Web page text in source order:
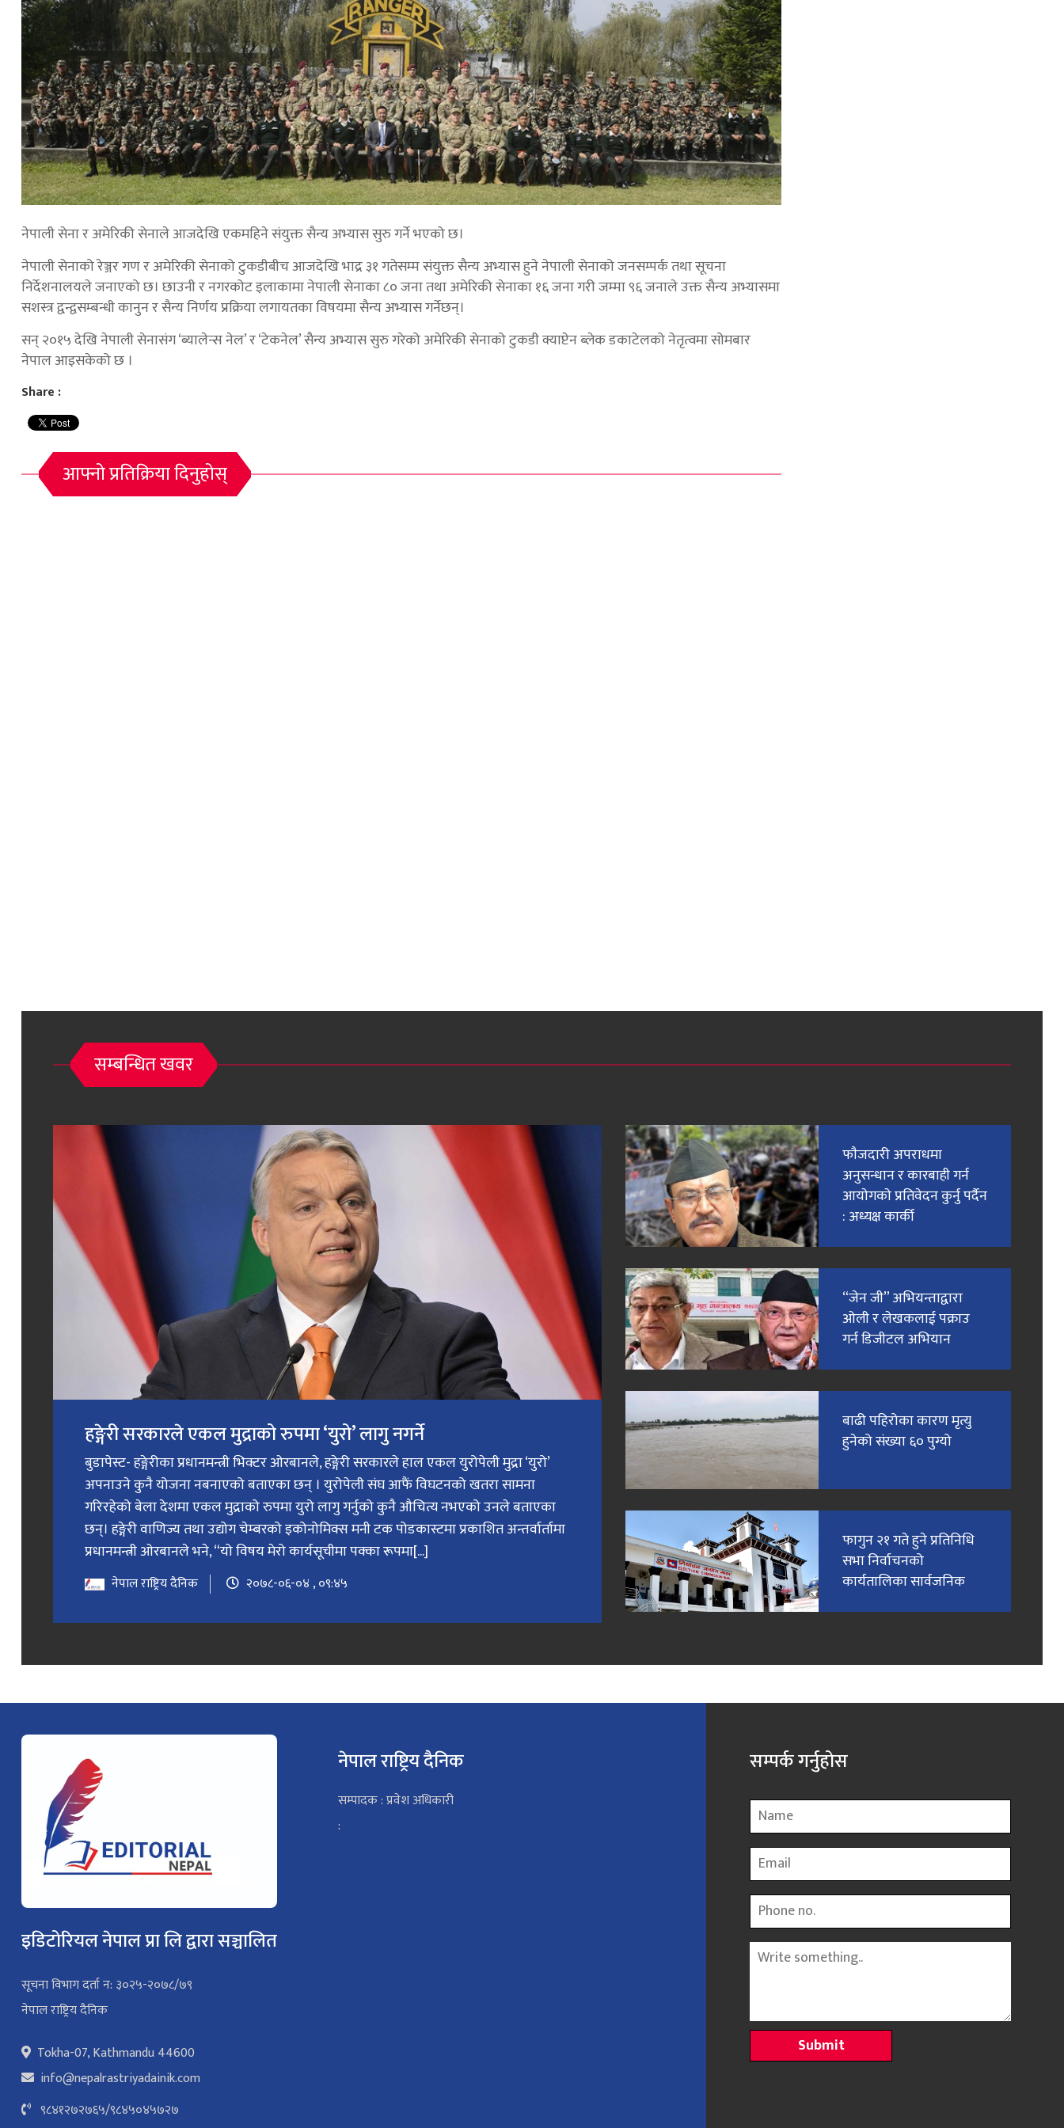
नेपाली सेना र अमेरिकी सेनाले आजदेखि एकमहिने संयुक्त सैन्य अभ्यास सुरु गर्ने भएको छ।
नेपाली सेनाको रेञ्जर गण र अमेरिकी सेनाको टुकडीबीच आजदेखि भाद्र ३१ गतेसम्म संयुक्त सैन्य अभ्यास हुने नेपाली सेनाको जनसम्पर्क तथा सूचना
निर्देशनालयले जनाएको छ। छाउनी र नगरकोट इलाकामा नेपाली सेनाका ८० जना तथा अमेरिकी सेनाका १६ जना गरी जम्मा ९६ जनाले उक्त सैन्य अभ्यासमा
सशस्त्र द्वन्द्वसम्बन्धी कानुन र सैन्य निर्णय प्रक्रिया लगायतका विषयमा सैन्य अभ्यास गर्नेछन्।
सन् २०१५ देखि नेपाली सेनासंग ‘ब्यालेन्स नेल’ र ‘टेकनेल’ सैन्य अभ्यास सुरु गरेको अमेरिकी सेनाको टुकडी क्याप्टेन ब्लेक डकाटेलको नेतृत्वमा सोमबार
नेपाल आइसकेको छ ।
Share :
आफ्नो प्रतिक्रिया दिनुहोस्
सम्बन्धित खवर
हङ्गेरी सरकारले एकल मुद्राको रुपमा ‘युरो’ लागु नगर्ने
बुडापेस्ट- हङ्गेरीका प्रधानमन्त्री भिक्टर ओरबानले, हङ्गेरी सरकारले हाल एकल युरोपेली मुद्रा ‘युरो’
अपनाउने कुनै योजना नबनाएको बताएका छन् । युरोपेली संघ आफैं विघटनको खतरा सामना
गरिरहेको बेला देशमा एकल मुद्राको रुपमा युरो लागु गर्नुको कुनै औचित्य नभएको उनले बताएका
छन्। हङ्गेरी वाणिज्य तथा उद्योग चेम्बरको इकोनोमिक्स मनी टक पोडकास्टमा प्रकाशित अन्तर्वार्तामा
प्रधानमन्त्री ओरबानले भने, “यो विषय मेरो कार्यसूचीमा पक्का रूपमा[...]
नेपाल राष्ट्रिय दैनिक २०७८-०६-०४ , ०९:४५
फाैजदारी अपराधमा
अनुसन्धान र कारबाही गर्न
आयाेगकाे प्रतिवेदन कुर्नु पर्दैन
: अध्यक्ष कार्की
“जेन जी” अभियन्ताद्वारा
ओली र लेखकलाई पक्राउ
गर्न डिजीटल अभियान
बाढी पहिरोका कारण मृत्यु
हुनेको संख्या ६० पुग्यो
फागुन २१ गते हुने प्रतिनिधि
सभा निर्वाचनको
कार्यतालिका सार्वजनिक
इडिटोरियल नेपाल प्रा लि द्वारा सञ्चालित
सूचना विभाग दर्ता न: ३०२५-२०७८/७९
नेपाल राष्ट्रिय दैनिक
Tokha-07, Kathmandu 44600
info@nepalrastriyadainik.com
९८४१२७२७६५/९८४५०४५७२७
नेपाल राष्ट्रिय दैनिक
सम्पादक : प्रवेश अधिकारी
:
सम्पर्क गर्नुहोस
Name
Email
Phone
Message